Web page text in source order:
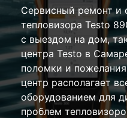
Сервисный ремонт и
тепловизора Testo
с выездом на дом,
центра Testo в
поломки и
центр располагает
оборудованием для
проблем